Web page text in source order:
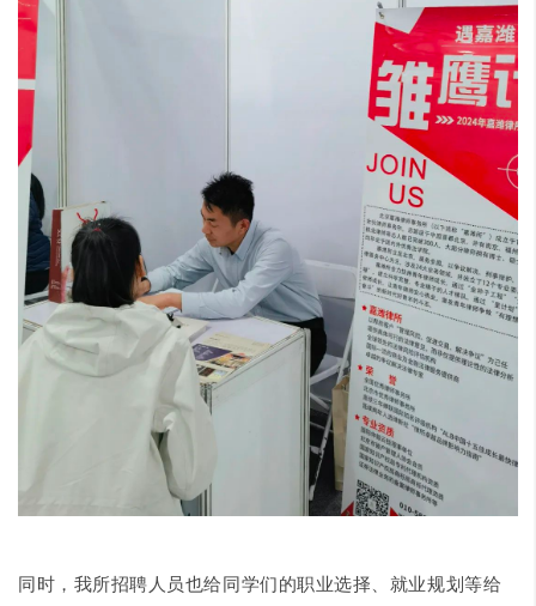
同时，我所招聘人员也给同学们的职业选择、就业规划等给